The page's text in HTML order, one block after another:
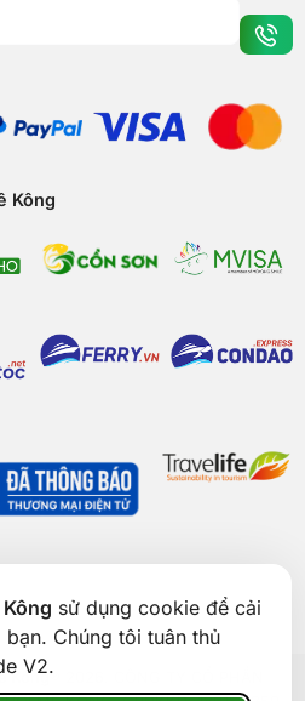
sử dụng cookie để cải
Chúng tôi tuân thủ
V2.
Kông
Kông® 2026. CÔNG TY CỔ PHẦN